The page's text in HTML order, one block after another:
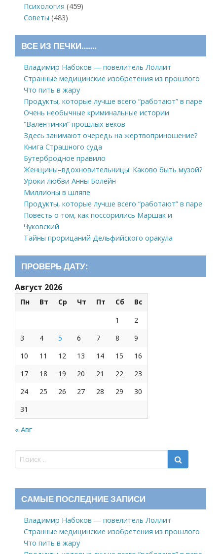
Психология (459)
Советы (483)
ВСЕ ИЗ ПЕЧКИ…….
Владимир Набоков — повелитель Лоллит
Странные медицинские изобретения из прошлого
Что пить в жару
Продукты, которые лучше всего “работают” в паре
Очень необычные криминальные истории
“Валентинки” прошлых веков
Здесь занимают очередь на жертвоприношение?
Книга Страшного суда
Бутербродное правило
Женщины–вдохновительницы: Каково быть музой?
Уроки любви Анны Болейн
Миллионы в шляпе
Продукты, которые лучше всего “работают” в паре
Повесть о том, как поссорились Маршак и
Чуковский
Тайны прорицаний Дельфийского оракула
ПРОВЕРЬ ДАТУ:
Август 2026
Пн Вт Ср Чт Пт Сб
Вс
1
2
3
4 5 6 7 8
9
10
11 12 13 14 15
16
17
18 19 20 21 22
23
24
25 26 27 28 29
30
31
« Авг
САМЫЕ ПОСЛЕДНИЕ ЗАПИСИ
Владимир Набоков — повелитель Лоллит
Странные медицинские изобретения из прошлого
Что пить в жару